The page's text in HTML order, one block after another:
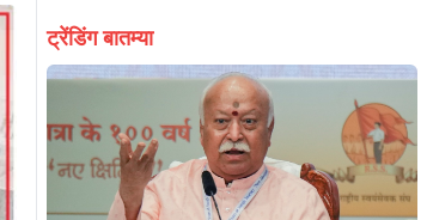
ट्रेंडिंग बातम्या